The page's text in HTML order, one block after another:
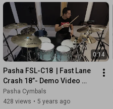
offrono un suono più
0:14
Pasha FSL-C18  | Fast Lane
Crash 18”- Demo Video
Sample | Pasha Cymbals
Pasha Cymbals
428 views • 5 years ago